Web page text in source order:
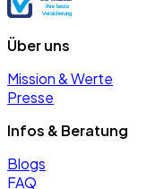
Über uns
Mission & Werte
Presse
Infos & Beratung
Blogs
FAQ